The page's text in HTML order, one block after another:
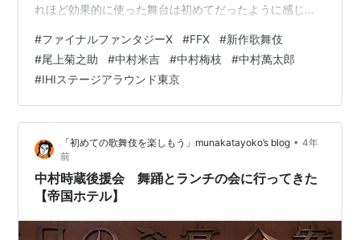
れほど効果的に使った舞台は初めてだったように感じま
晴らしかったです, お席は9列センターブロック。 このイ
ラストはこの歌舞伎のための描き下ろしだそうで、写真
撮影OKでした。 ステージアラウンド東京の迫力が伝わる
といいな。プログラムの菊之助丈の『いつの時代にも戦
争や災害、さまざまな不幸が存在してきました。悲しみ
を乗り越え、未来をつくりたいとい…
#ファイナルファンタジーX #FFX #新作歌舞伎
#尾上菊之助 #中村米吉 #中村梅枝 #中村萬太郎
#IHIステージアラウンド東京
「初めての歌舞伎を楽しもう」munakatayoko’s blog • 4年
前
中村時蔵後援会 舞踊とランチの会に行ってきた
【帝国ホテル】